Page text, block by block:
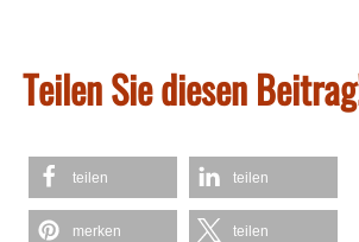
Teilen Sie diesen
teilen teilen
merken teilen